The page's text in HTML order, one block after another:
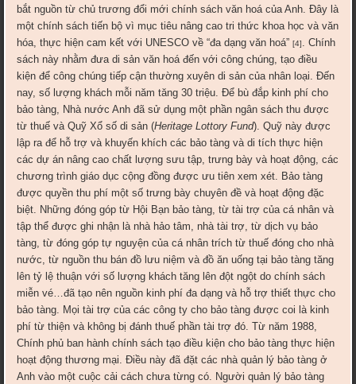
bắt nguồn từ chủ trương đổi mới chính sách văn hoá của Anh. Đây là
một chính sách tiến bộ vì mục tiêu nâng cao tri thức khoa học và văn
hóa, thực hiện cam kết với UNESCO về “đa dạng văn hoá”[4]. Chính
sách này nhằm đưa di sản văn hoá đến với công chúng, tạo điều
kiện để công chúng tiếp cận thường xuyên di sản của nhân loại. Đến
nay, số lượng khách mỗi năm tăng 30 triệu. Để bù đắp kinh phí cho
bảo tàng, Nhà nước Anh đã sử dụng một phần ngân sách thu được
từ thuế và Quỹ Xổ số di sản (Heritage Lottory Fund). Quỹ này được
lập ra để hỗ trợ và khuyến khích các bảo tàng và di tích thực hiện
các dự án nâng cao chất lượng sưu tập, trưng bày và hoạt động, các
chương trình giáo dục cộng đồng được ưu tiên xem xét. Bảo tàng
được quyền thu phí một số trưng bày chuyên đề và hoạt động đặc
biệt. Những đóng góp từ Hội Bạn bảo tàng, từ tài trợ của cá nhân và
tập thể được ghi nhận là nhà hảo tâm, nhà tài trợ, từ dịch vụ bảo
tàng, từ đóng góp tự nguyện của cá nhân trích từ thuế đóng cho nhà
nước, từ nguồn thu bán đồ lưu niệm và đồ ăn uống tại bảo tàng tăng
lên tỷ lệ thuận với số lượng khách tăng lên đột ngột do chính sách
miễn vé…đã tạo nên nguồn kinh phí đa dạng và hỗ trợ thiết thực cho
bảo tàng. Mọi tài trợ của các công ty cho bảo tàng được coi là kinh
phí từ thiện và không bị đánh thuế phần tài trợ đó. Từ năm 1988,
Chính phủ ban hành chính sách tạo điều kiện cho bảo tàng thực hiện
hoạt động thương mại. Điều này đã đặt các nhà quản lý bảo tàng ở
Anh vào một cuộc cải cách chưa từng có. Người quản lý bảo tàng